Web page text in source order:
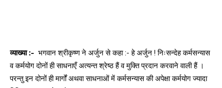
व्याख्या :- भगवान श्रीकृष्ण ने अर्जुन से कहा :- हे अर्जुन ! निःसन्देह कर्मसन्यास
व कर्मयोग दोनों ही साधनाएँ अत्यन्त श्रेष्ठ हैं व मुक्ति प्रदान करवाने वाली हैं ।
परन्तु इन दोनों ही मार्गों अथवा साधनाओं में कर्मसन्यास की अपेक्षा कर्मयोग ज्यादा